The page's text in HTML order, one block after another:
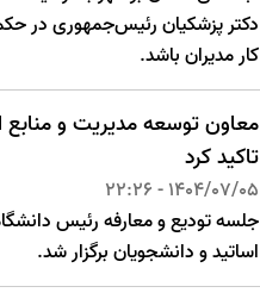
دکتر پزشکیان رئیس‌جمهوری در
کار مدیران باشد.
معاون توسعه مدیریت و منابع
تاکید کرد
1404/07/05 - 22:26
جلسه تودیع و معارفه رئیس
اساتید و دانشجویان برگزار شد.